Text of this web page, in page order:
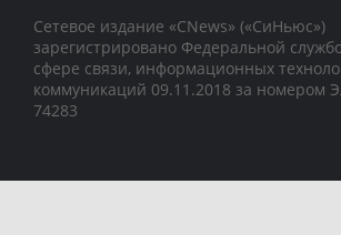
Сетевое издание «CNews» («СиНьюс»)
зарегистрировано Федеральной
сфере связи, информационных
коммуникаций 09.11.2018 за номером
74283